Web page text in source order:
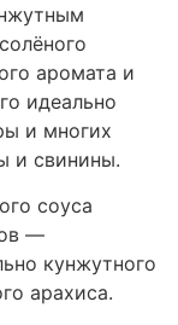
аромата и
идеально
и многих
и свинины.
соуса
—
кунжутного
арахиса.